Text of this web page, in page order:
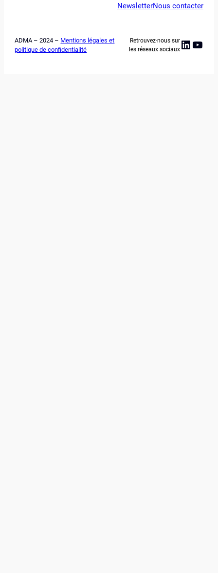
NewsletterNous contacter
ADMA – 2024 – Mentions légales et
politique de confidentialité
Retrouvez-nous sur
les réseaux sociaux